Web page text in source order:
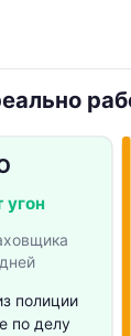
угон
полиции
по делу